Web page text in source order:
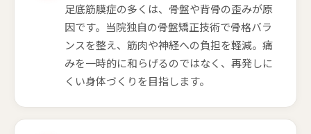
足底筋膜症の多くは、骨盤や背骨の歪みが原
因です。当院独自の骨盤矯正技術で骨格バラ
ンスを整え、筋肉や神経への負担を軽減。痛
みを一時的に和らげるのではなく、再発しに
くい身体づくりを目指します。